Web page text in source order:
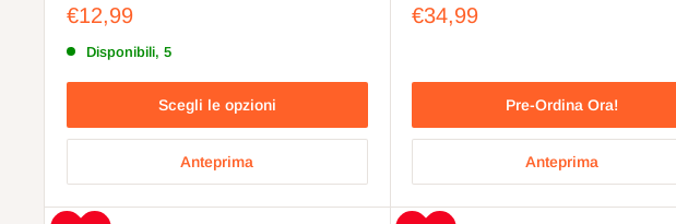
Prezzo
€12,99
Disponibili, 5
Scegli le opzioni
Anteprima
Prezzo
€34,99
Pre-Ordina Ora!
Anteprima